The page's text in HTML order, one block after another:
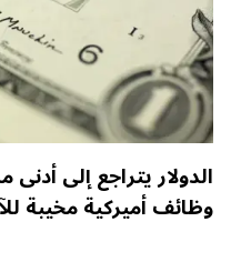
الدولار يتراجع إلى
وظائف أميركية مخيبة